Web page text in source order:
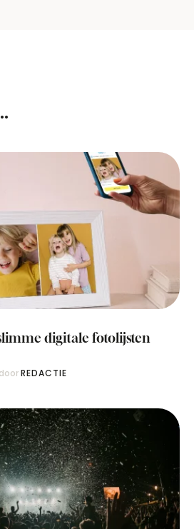
digitale fotolijsten
door REDACTIE